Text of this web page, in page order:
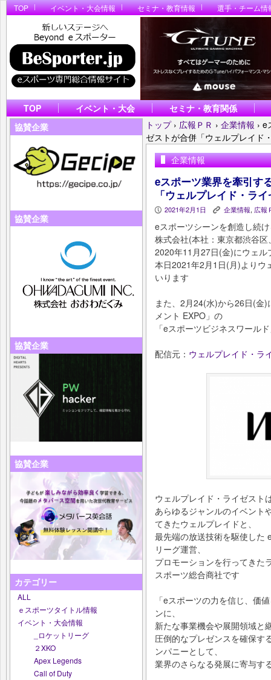
TOP イベント・大会情報 セミナ・教育情報 選手・チーム情
TOP イベント・大会
セミナ・教育関係
協賛企業
協賛企業
協賛企業
協賛企業
カテゴリー
ALL
ｅスポーツタイトル情報
イベント・大会情報
_ロケットリーグ
２XKO
Apex Legends
Call of Duty
トップ › 広報ＰＲ › 企業情報 › e
ゼストが合併「ウェルプレイド
企業情報
eスポーツ業界を牽引す
「ウェルプレイド・ラ
P 2021年2月1日 K 企業情報, 広報
eスポーツシーンを創造し続
株式会社(本社：東京都渋谷
2020年11月27日(金)にウェ
本日2021年2月1日(月)よりウ
いります
また、2月24(水)から26日(金
メント EXPO」の
「eスポーツビジネスワール
配信元： ウェルプレイド・ラ
ウェルプレイド・ライゼスト
あらゆるジャンルのイベント
てきたウェルプレイドと、
最先端の放送技術を駆使した
リーグ運営、
プロモーションを行ってきた
スポーツ総合商社です
「eスポーツの力を信じ、価
ンに、
新たな事業機会や展開領域と
圧倒的なプレゼンスを確保す
ンパニーとして、
業界のさらなる発展に寄与す